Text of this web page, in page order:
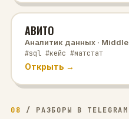
АВИТО
Аналитик данных· Middle
#sql #кейс #матстат
Открыть →
08 / РАЗБОРЫ В TELEGRAM